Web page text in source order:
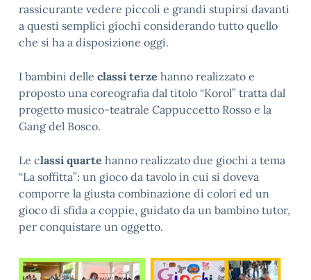
rassicurante vedere piccoli e grandi stupirsi davanti
a questi semplici giochi considerando tutto quello
che si ha a disposizione oggi.
I bambini delle classi terze hanno realizzato e
proposto una coreografia dal titolo “Korol” tratta dal
progetto musico-teatrale Cappuccetto Rosso e la
Gang del Bosco.
Le classi quarte hanno realizzato due giochi a tema
“La soffitta”: un gioco da tavolo in cui si doveva
comporre la giusta combinazione di colori ed un
gioco di sfida a coppie, guidato da un bambino tutor,
per conquistare un oggetto.